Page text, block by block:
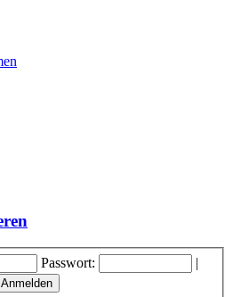
Passwort:
|